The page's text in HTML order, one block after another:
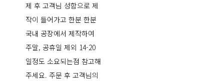
제 후 고객님 성함으로 제
작이 들어가고 한분 한분
국내 공장에서 제작하여
주말, 공휴일 제외 14-20
일정도 소요되는점 참고해
주세요. 주문 후 고객님의